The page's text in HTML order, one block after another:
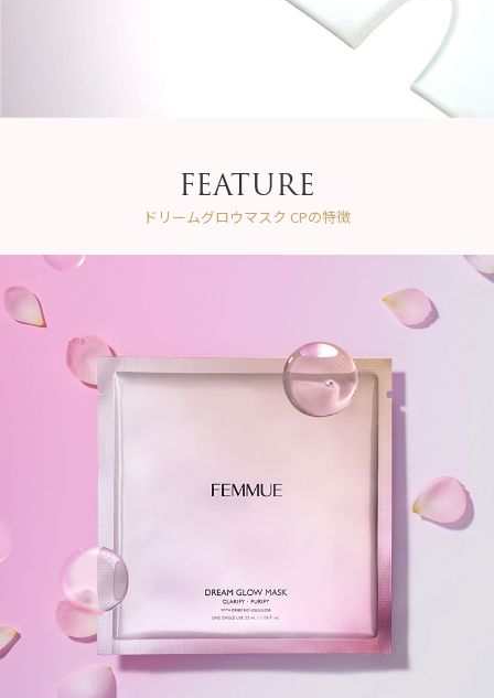
FEATURE
ドリームグロウマスク CPの特徴